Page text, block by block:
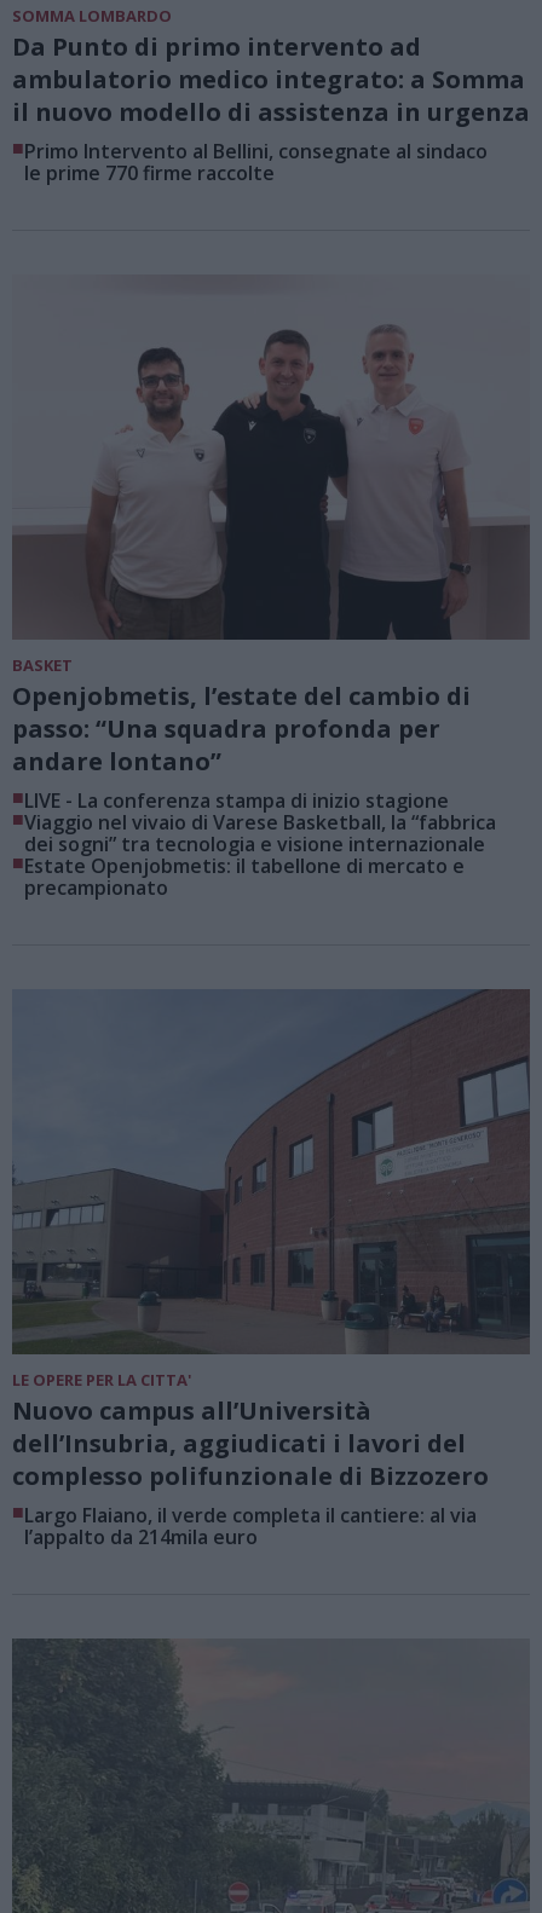
SOMMA LOMBARDO
Da Punto di primo intervento ad
ambulatorio medico integrato: a Somma
il nuovo modello di assistenza in urgenza
■Primo Intervento al Bellini, consegnate al sindaco
le prime 770 firme raccolte
BASKET
Openjobmetis, l’estate del cambio di
passo: “Una squadra profonda per
andare lontano”
■LIVE - La conferenza stampa di inizio stagione
■Viaggio nel vivaio di Varese Basketball, la “fabbrica
dei sogni” tra tecnologia e visione internazionale
■Estate Openjobmetis: il tabellone di mercato e
precampionato
LE OPERE PER LA CITTA'
Nuovo campus all’Università
dell’Insubria, aggiudicati i lavori del
complesso polifunzionale di Bizzozero
■Largo Flaiano, il verde completa il cantiere: al via
l’appalto da 214mila euro